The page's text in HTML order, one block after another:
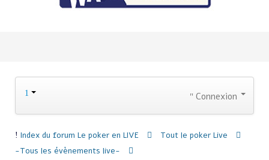
Connexion
Index du forum Le poker en LIVE
Tout le poker Live
-Tous les évènements live-